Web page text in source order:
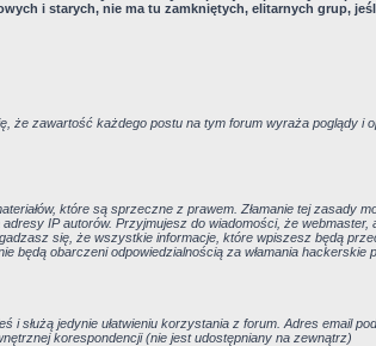
i starych, nie ma tu zamkniętych, elitarnych grup,
że zawartość każdego postu na tym forum wyraża poglądy i
które są sprzeczne z prawem. Złamanie tej zasady
IP autorów. Przyjmujesz do wiadomości, że webmaster,
się, że wszystkie informacje, które wpiszesz będą
będą obarczeni odpowiedzialnością za włamania hackerskie
służą jedynie ułatwieniu korzystania z forum. Adres email
korespondencji (nie jest udostępniany na zewnątrz)